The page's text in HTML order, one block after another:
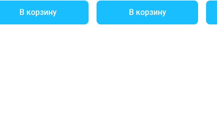
В корзину В корзину